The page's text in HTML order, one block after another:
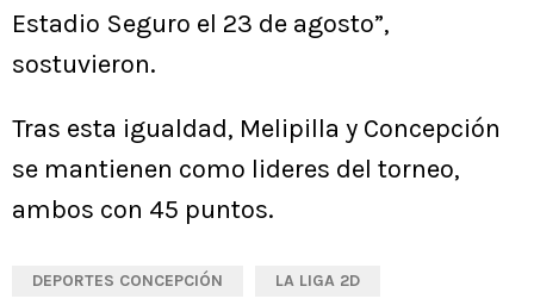
Estadio Seguro el 23 de agosto”,
sostuvieron.
Tras esta igualdad, Melipilla y Concepción
se mantienen como lideres del torneo,
ambos con 45 puntos.
DEPORTES CONCEPCIÓN LA LIGA 2D